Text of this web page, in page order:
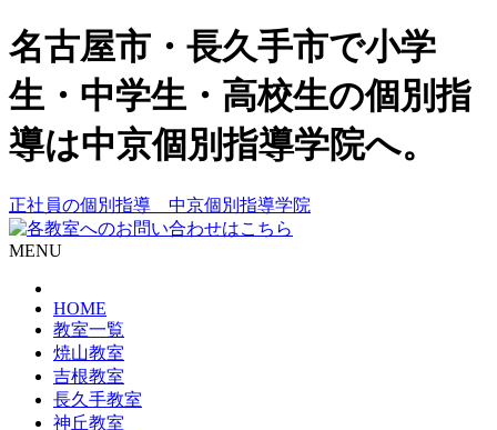
名古屋市・長久手市で小学
生・中学生・高校生の個別指
導は中京個別指導学院へ。
正社員の個別指導 中京個別指導学院
MENU
HOME
教室一覧
焼山教室
吉根教室
長久手教室
神丘教室